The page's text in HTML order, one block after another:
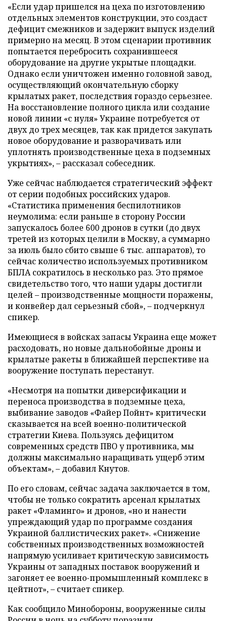
«Если удар пришелся на цеха по изготовлению
отдельных элементов конструкции, это создаст
дефицит смежников и задержит выпуск изделий
примерно на месяц. В этом сценарии противник
попытается перебросить сохранившееся
оборудование на другие укрытые площадки.
Однако если уничтожен именно головной завод,
осуществляющий окончательную сборку
крылатых ракет, последствия гораздо серьезнее.
На восстановление полного цикла или создание
новой линии «с нуля» Украине потребуется от
двух до трех месяцев, так как придется закупать
новое оборудование и разворачивать или
уплотнять производственные цеха в подземных
укрытиях», – рассказал собеседник.
Уже сейчас наблюдается стратегический эффект
от серии подобных российских ударов.
«Статистика применения беспилотников
неумолима: если раньше в сторону России
запускалось более 600 дронов в сутки (до двух
третей из которых целили в Москву, а суммарно
за июль было сбито свыше 6 тыс. аппаратов), то
сейчас количество используемых противником
БПЛА сократилось в несколько раз. Это прямое
свидетельство того, что наши удары достигли
целей – производственные мощности поражены,
и конвейер дал серьезный сбой», – подчеркнул
спикер.
Имеющиеся в войсках запасы Украина еще может
расходовать, но новые дальнобойные дроны и
крылатые ракеты в ближайшей перспективе на
вооружение поступать перестанут.
«Несмотря на попытки диверсификации и
переноса производства в подземные цеха,
выбивание заводов «Файер Пойнт» критически
сказывается на всей военно-политической
стратегии Киева. Пользуясь дефицитом
современных средств ПВО у противника, мы
должны максимально наращивать ущерб этим
объектам», – добавил Кнутов.
По его словам, сейчас задача заключается в том,
чтобы не только сократить арсенал крылатых
ракет «Фламинго» и дронов, «но и нанести
упреждающий удар по программе создания
Украиной баллистических ракет». «Снижение
собственных производственных возможностей
напрямую усиливает критическую зависимость
Украины от западных поставок вооружений и
загоняет ее военно-промышленный комплекс в
цейтнот», – считает спикер.
Как сообщило Минобороны, вооруженные силы